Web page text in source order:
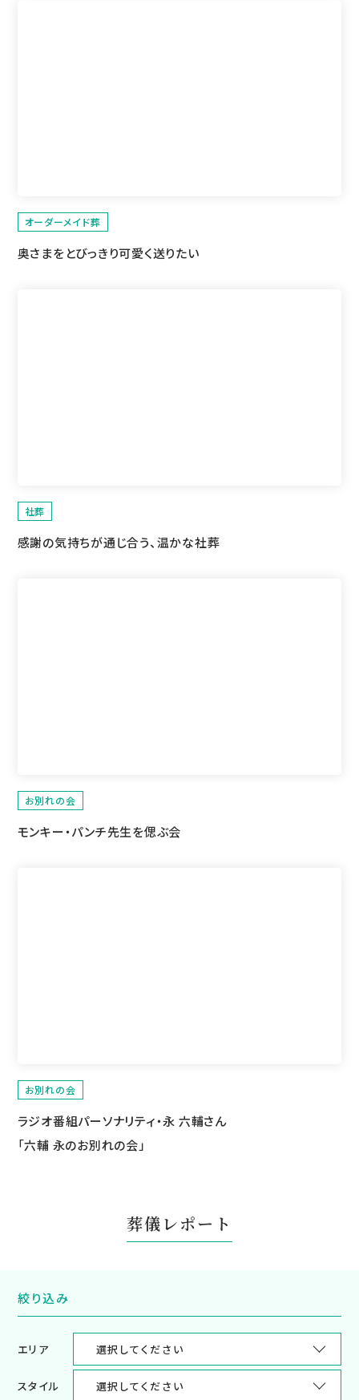
オーダーメイド葬
奥さまをとびっきり可愛く送りたい
社葬
感謝の気持ちが通じ合う、温かな社葬
お別れの会
モンキー・パンチ先⽣を偲ぶ会
お別れの会
ラジオ番組パーソナリティ・永 六輔さん
「六輔 永のお別れの会」
葬儀レポート
絞り込み
エリア
スタイル